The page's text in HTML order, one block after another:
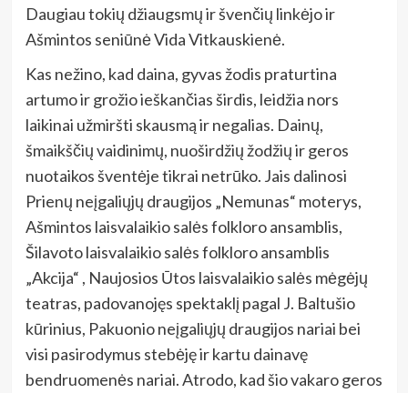
Daugiau tokių džiaugsmų ir švenčių linkėjo ir
Ašmintos seniūnė Vida Vitkauskienė.
Kas nežino, kad daina, gyvas žodis praturtina
artumo ir grožio ieškančias širdis, leidžia nors
laikinai užmiršti skausmą ir negalias. Dainų,
šmaikščių vaidinimų, nuoširdžių žodžių ir geros
nuotaikos šventėje tikrai netrūko. Jais dalinosi
Prienų neįgaliųjų draugijos „Nemunas“ moterys,
Ašmintos laisvalaikio salės folkloro ansamblis,
Šilavoto laisvalaikio salės folkloro ansamblis
„Akcija“ , Naujosios Ūtos laisvalaikio salės mėgėjų
teatras, padovanojęs spektaklį pagal J. Baltušio
kūrinius, Pakuonio neįgaliųjų draugijos nariai bei
visi pasirodymus stebėję ir kartu dainavę
bendruomenės nariai. Atrodo, kad šio vakaro geros